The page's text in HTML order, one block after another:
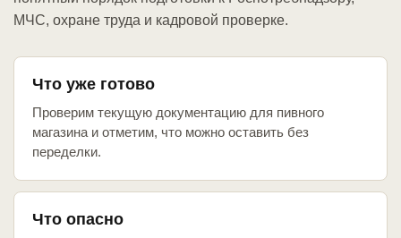
МЧС, охране труда и кадровой проверке.
Что уже готово
Проверим текущую документацию для пивного
магазина и отметим, что можно оставить без
переделки.
Что опасно